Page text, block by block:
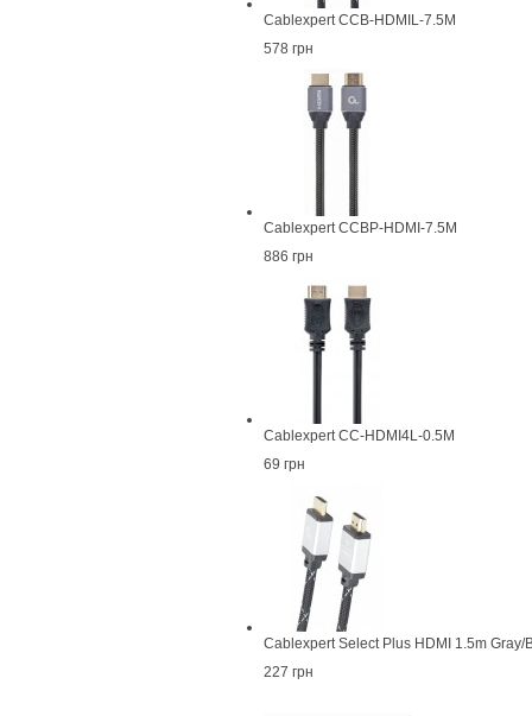
Cablexpert CCB-HDMIL-7.5M
578 грн
Cablexpert CCBP-HDMI-7.5M
886 грн
Cablexpert CC-HDMI4L-0.5M
69 грн
Cablexpert Select Plus HDMI 1.5m Gray/
227 грн